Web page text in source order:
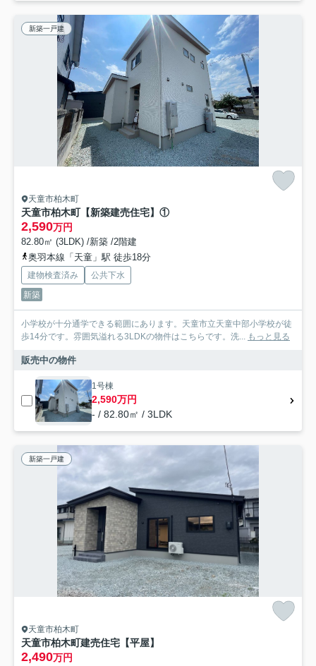
新築一戸建
天童市柏木町
天童市柏木町【新築建売住宅】①
2,590万円
82.80㎡ (3LDK) /新築 /2階建
奥羽本線「天童」駅 徒歩18分
建物検査済み
公共下水
新築
小学校が十分通学できる範囲にあります。天童市立天童中部小学校が徒
歩14分です。雰囲気溢れる3LDKの物件はこちらです。洗... もっと見る
販売中の物件
1号棟
2,590万円
- / 82.80㎡ / 3LDK
新築一戸建
天童市柏木町
天童市柏木町建売住宅【平屋】
2,490万円